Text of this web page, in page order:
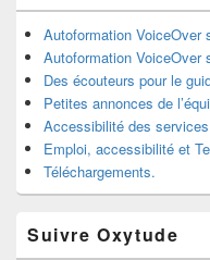
Autoformation VoiceOver
Autoformation VoiceOver
Des écouteurs pour le
Petites annonces de
Accessibilité des
Emploi, accessibilité et
Téléchargements.
Suivre Oxytude